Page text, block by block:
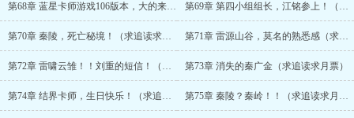
第68章 蓝星卡师游戏106版本，大的来了！！（求追读求月票） 第69章 第四小组组长，江铭参上！（求追读求月票）
第70章 秦陵，死亡秘境！（求追读求月票） 第71章 雷源山谷，莫名的熟悉感（求追读求月票）
第72章 雷啸云雏！！刘重的短信！（求追读求月票） 第73章 消失的秦广金（求追读求月票）
第74章 结界卡师，生日快乐！（求追读求月票） 第75章 秦陵？秦岭！！（求追读求月票）